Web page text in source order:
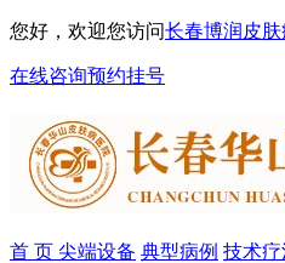
您好，欢迎您访问长春博润皮肤
在线咨询预约挂号
首 页 尖端设备 典型病例 技术疗